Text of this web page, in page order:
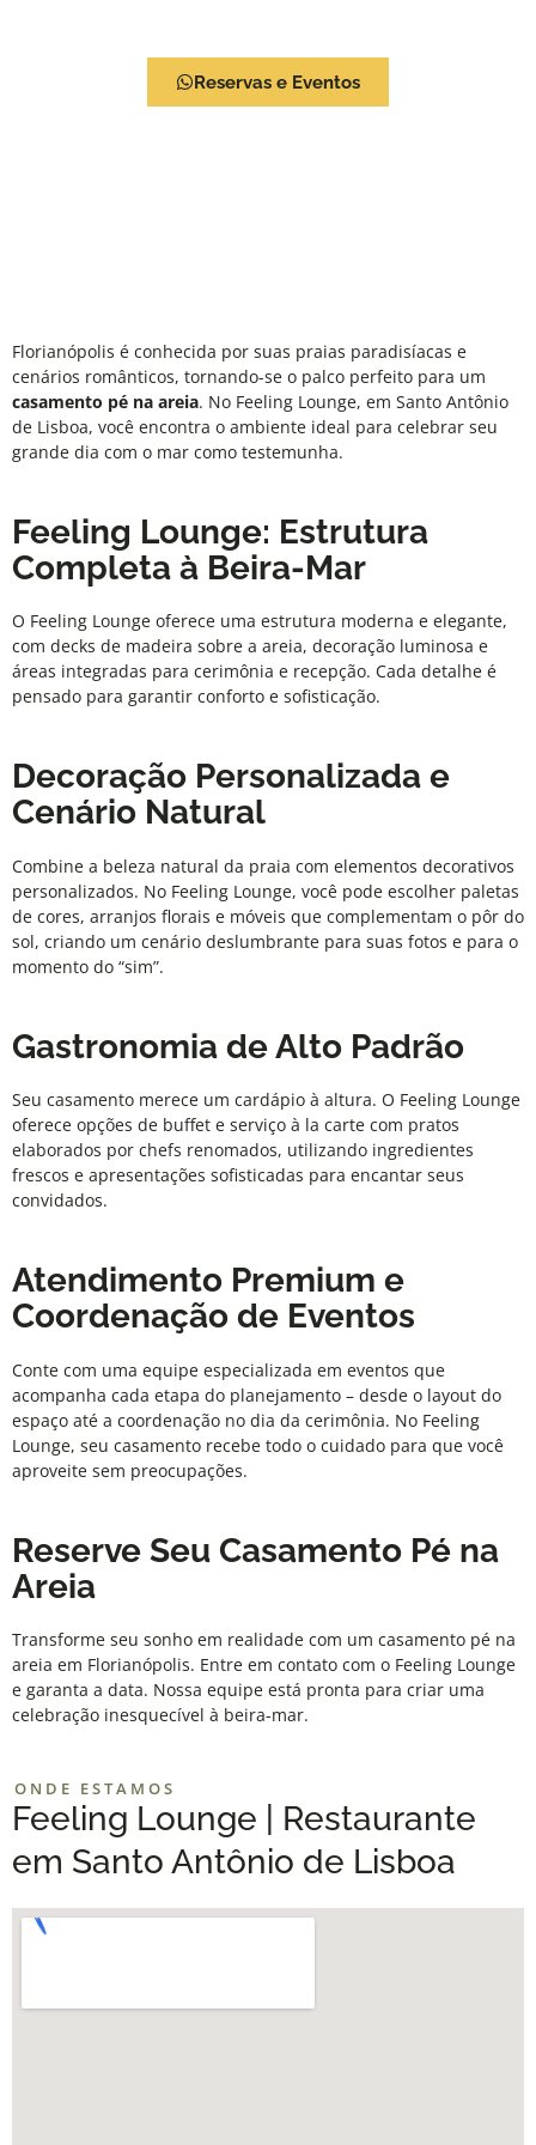
Reservas e Eventos
Florianópolis é conhecida por suas praias paradisíacas e
cenários românticos, tornando-se o palco perfeito para um
casamento pé na areia. No Feeling Lounge, em Santo Antônio
de Lisboa, você encontra o ambiente ideal para celebrar seu
grande dia com o mar como testemunha.
Feeling Lounge: Estrutura
Completa à Beira-Mar
O Feeling Lounge oferece uma estrutura moderna e elegante,
com decks de madeira sobre a areia, decoração luminosa e
áreas integradas para cerimônia e recepção. Cada detalhe é
pensado para garantir conforto e sofisticação.
Decoração Personalizada e
Cenário Natural
Combine a beleza natural da praia com elementos decorativos
personalizados. No Feeling Lounge, você pode escolher paletas
de cores, arranjos florais e móveis que complementam o pôr do
sol, criando um cenário deslumbrante para suas fotos e para o
momento do “sim”.
Gastronomia de Alto Padrão
Seu casamento merece um cardápio à altura. O Feeling Lounge
oferece opções de buffet e serviço à la carte com pratos
elaborados por chefs renomados, utilizando ingredientes
frescos e apresentações sofisticadas para encantar seus
convidados.
Atendimento Premium e
Coordenação de Eventos
Conte com uma equipe especializada em eventos que
acompanha cada etapa do planejamento – desde o layout do
espaço até a coordenação no dia da cerimônia. No Feeling
Lounge, seu casamento recebe todo o cuidado para que você
aproveite sem preocupações.
Reserve Seu Casamento Pé na
Areia
Transforme seu sonho em realidade com um casamento pé na
areia em Florianópolis. Entre em contato com o Feeling Lounge
e garanta a data. Nossa equipe está pronta para criar uma
celebração inesquecível à beira-mar.
ONDE ESTAMOS
Feeling Lounge | Restaurante
em Santo Antônio de Lisboa